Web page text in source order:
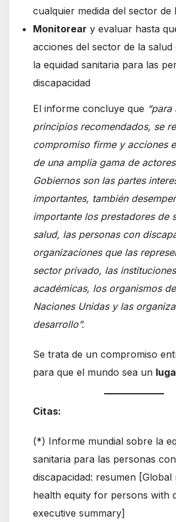
cualquier medida del sector de
Monitorear y evaluar hasta
acciones del sector de la
la equidad sanitaria para las
discapacidad
El informe concluye que
principios recomendados, se
compromiso firme y acciones
de una amplia gama de
Gobiernos son las partes
importantes, también
importante los prestadores de
salud, las personas con
organizaciones que las
sector privado, las instituciones
académicas, los organismos
Naciones Unidas y las
desarrollo”.
Se trata de un compromiso
para que el mundo sea un
Citas:
(*) Informe mundial sobre la
sanitaria para las personas con
discapacidad: resumen
health equity for persons with
executive summary]